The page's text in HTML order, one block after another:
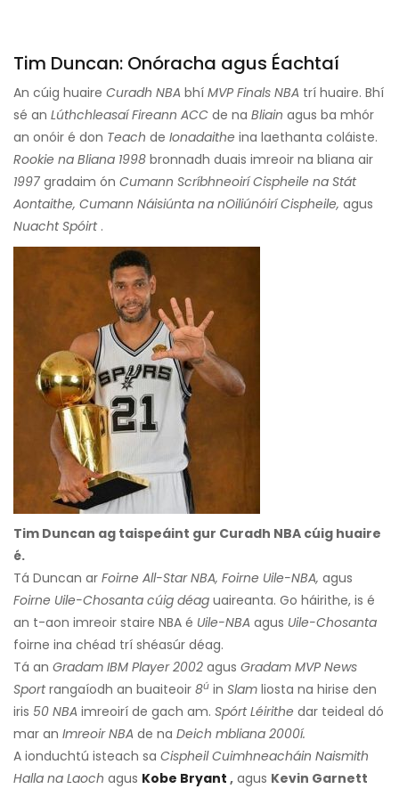
Tim Duncan: Onóracha agus Éachtaí
An cúig huaire Curadh NBA bhí MVP Finals NBA trí huaire. Bhí
sé an Lúthchleasaí Fireann ACC de na Bliain agus ba mhór
an onóir é don Teach de Ionadaithe ina laethanta coláiste.
Rookie na Bliana 1998 bronnadh duais imreoir na bliana air
1997 gradaim ón Cumann Scríbhneoirí Cispheile na Stát
Aontaithe, Cumann Náisiúnta na nOiliúnóirí Cispheile, agus
Nuacht Spóirt.
Tim Duncan ag taispeáint gur Curadh NBA cúig huaire
é.
Tá Duncan ar Foirne All-Star NBA, Foirne Uile-NBA, agus
Foirne Uile-Chosanta cúig déag uaireanta. Go háirithe, is é
an t-aon imreoir staire NBA é Uile-NBA agus Uile-Chosanta
foirne ina chéad trí shéasúr déag.
Tá an Gradam IBM Player 2002 agus Gradam MVP News
Sportrangaíodh an buaiteoir 8ú in Slam liosta na hirise den
iris 50 NBA imreoirí de gach am. Spórt Léirithe dar teideal dó
mar an Imreoir NBA de na Deich mbliana 2000í.
A ionduchtú isteach sa Cispheil Cuimhneacháin Naismith
Halla na Laoch agus Kobe Bryant , agus Kevin Garnett